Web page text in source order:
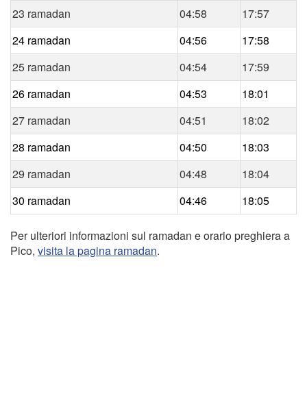
23 ramadan
04:58
17:57
24 ramadan
04:56
17:58
25 ramadan
04:54
17:59
26 ramadan
04:53
18:01
27 ramadan
04:51
18:02
28 ramadan
04:50
18:03
29 ramadan
04:48
18:04
30 ramadan
04:46 18:05
Per ulteriori informazioni sul ramadan e orario preghiera a
Pico, visita la pagina ramadan.